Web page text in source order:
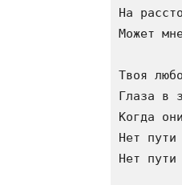
На
Может
Твоя
Глаза в
Когда
Нет
Нет